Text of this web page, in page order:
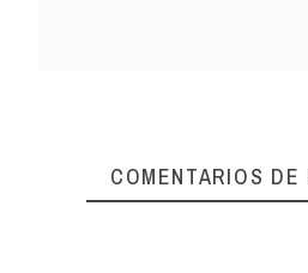
COMENTARIOS DE